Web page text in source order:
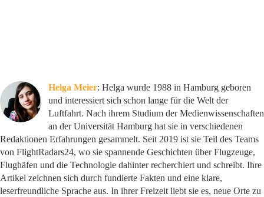
Helga Meier: Helga wurde 1988 in Hamburg geboren
und interessiert sich schon lange für die Welt der
Luftfahrt. Nach ihrem Studium der Medienwissenschaften
an der Universität Hamburg hat sie in verschiedenen
Redaktionen Erfahrungen gesammelt. Seit 2019 ist sie Teil des Teams
von FlightRadars24, wo sie spannende Geschichten über Flugzeuge,
Flughäfen und die Technologie dahinter recherchiert und schreibt. Ihre
Artikel zeichnen sich durch fundierte Fakten und eine klare,
leserfreundliche Sprache aus. In ihrer Freizeit liebt sie es, neue Orte zu